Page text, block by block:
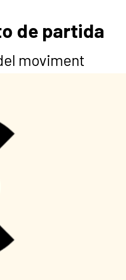
de partida
moviment